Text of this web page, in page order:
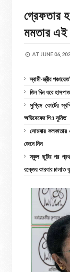
গ্রেফতার
মমতার এই
AT JUNE 06,
স্বামী-স্ত্রীর
তিন দিন ধরে
সুপ্রিম কোর্টের
অভিষেকের পিএ সুমিত
সোমবার কলকাতার
জেনে নিন
স্কুল ছুটির পর
রক্তের কারবার চালাত